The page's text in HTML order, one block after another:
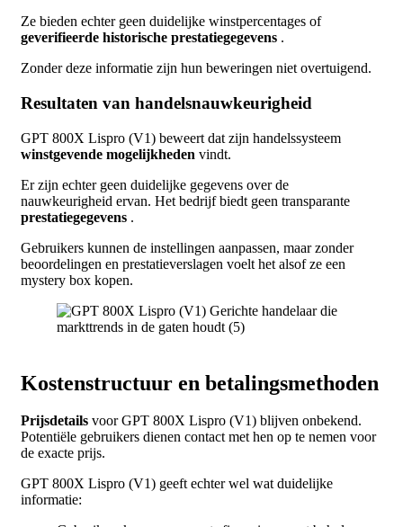
Ze bieden echter geen duidelijke winstpercentages of
geverifieerde historische prestatiegegevens .
Zonder deze informatie zijn hun beweringen niet overtuigend.
Resultaten van handelsnauwkeurigheid
GPT 800X Lispro (V1) beweert dat zijn handelssysteem
winstgevende mogelijkheden vindt.
Er zijn echter geen duidelijke gegevens over de
nauwkeurigheid ervan. Het bedrijf biedt geen transparante
prestatiegegevens .
Gebruikers kunnen de instellingen aanpassen, maar zonder
beoordelingen en prestatieverslagen voelt het alsof ze een
mystery box kopen.
Kostenstructuur en betalingsmethoden
Prijsdetails voor GPT 800X Lispro (V1) blijven onbekend.
Potentiële gebruikers dienen contact met hen op te nemen voor
de exacte prijs.
GPT 800X Lispro (V1) geeft echter wel wat duidelijke
informatie: